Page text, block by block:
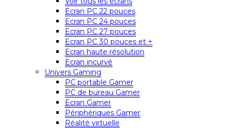
Ecran PC 22 pouces
Ecran PC 24 pouces
Ecran PC 27 pouces
Ecran PC 30 pouces et +
Ecran haute résolution
Ecran incurvé
Univers Gaming
PC portable Gamer
PC de bureau Gamer
Ecran Gamer
Périphériques Gamer
Réalité virtuelle